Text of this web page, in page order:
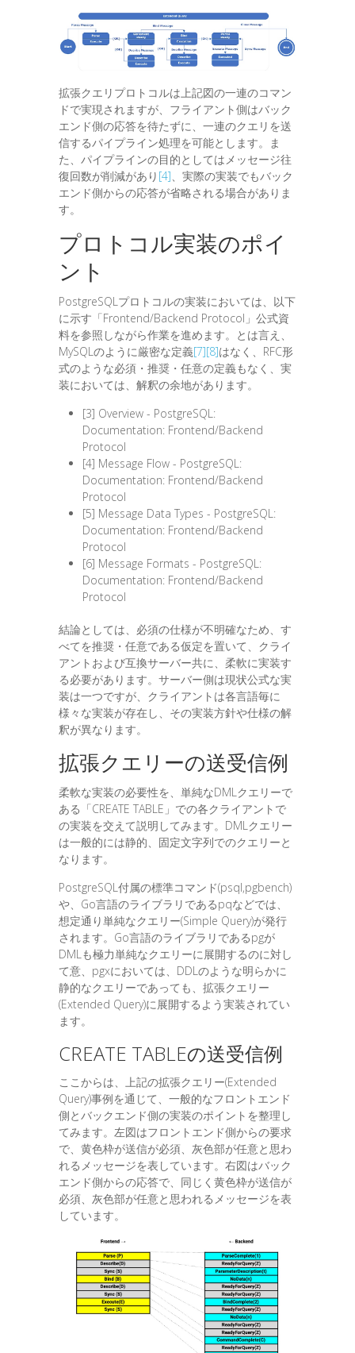
拡張クエリプロトコルは上記図の一連のコマン
ドで実現されますが、フライアント側はバック
エンド側の応答を待たずに、一連のクエリを送
信するパイプライン処理を可能とします。ま
た、パイプラインの目的としてはメッセージ往
復回数が削減があり [4] 、実際の実装でもバック
エンド側からの応答が省略される場合がありま
す。
プロトコル実装のポイ
ント
PostgreSQLプロトコルの実装においては、以下
に示す「Frontend/Backend Protocol」公式資
料を参照しながら作業を進めます。とは言え、
MySQLのように厳密な定義[7][8]はなく、RFC形
式のような必須・推奨・任意の定義もなく、実
装においては、解釈の余地があります。
[3] Overview - PostgreSQL:
Documentation: Frontend/Backend
Protocol
[4] Message Flow - PostgreSQL:
Documentation: Frontend/Backend
Protocol
[5] Message Data Types - PostgreSQL:
Documentation: Frontend/Backend
Protocol
[6] Message Formats - PostgreSQL:
Documentation: Frontend/Backend
Protocol
結論としては、必須の仕様が不明確なため、す
べてを推奨・任意である仮定を置いて、クライ
アントおよび互換サーバー共に、柔軟に実装す
る必要があります。サーバー側は現状公式な実
装は一つですが、クライアントは各言語毎に
様々な実装が存在し、その実装方針や仕様の解
釈が異なります。
拡張クエリーの送受信例
柔軟な実装の必要性を、単純なDMLクエリーで
ある「CREATE TABLE」での各クライアントで
の実装を交えて説明してみます。DMLクエリー
は一般的には静的、固定文字列でのクエリーと
なります。
PostgreSQL付属の標準コマンド(psql,pgbench)
や、Go言語のライブラリであるpqなどでは、
想定通り単純なクエリー(Simple Query)が発行
されます。Go言語のライブラリであるpgが
DMLも極力単純なクエリーに展開するのに対し
て意、pgxにおいては、DDLのような明らかに
静的なクエリーであっても、拡張クエリー
(Extended Query)に展開するよう実装されてい
ます。
CREATE TABLEの送受信例
ここからは、上記の拡張クエリー(Extended
Query)事例を通じて、一般的なフロントエンド
側とバックエンド側の実装のポイントを整理し
てみます。左図はフロントエンド側からの要求
で、黄色枠が送信が必須、灰色部が任意と思わ
れるメッセージを表しています。右図はバック
エンド側からの応答で、同じく黄色枠が送信が
必須、灰色部が任意と思われるメッセージを表
しています。